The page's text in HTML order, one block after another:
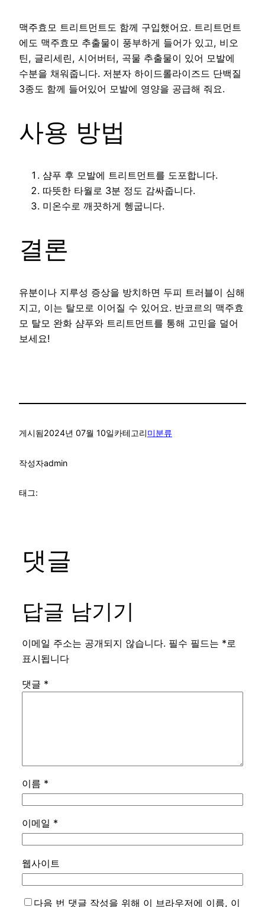
맥주효모 트리트먼트도 함께 구입했어요. 트리트먼트
에도 맥주효모 추출물이 풍부하게 들어가 있고, 비오
틴, 글리세린, 시어버터, 곡물 추출물이 있어 모발에
수분을 채워줍니다. 저분자 하이드롤라이즈드 단백질
3종도 함께 들어있어 모발에 영양을 공급해 줘요.
사용 방법
샴푸 후 모발에 트리트먼트를 도포합니다.
따뜻한 타월로 3분 정도 감싸줍니다.
미온수로 깨끗하게 헹굽니다.
결론
유분이나 지루성 증상을 방치하면 두피 트러블이 심해
지고, 이는 탈모로 이어질 수 있어요. 반코르의 맥주효
모 탈모 완화 샴푸와 트리트먼트를 통해 고민을 덜어
보세요!
게시됨2024년 07월 10일카테고리미분류
작성자admin
태그:
댓글
답글 남기기
이메일 주소는 공개되지 않습니다. 필수 필드는 *로
표시됩니다
댓글 *
이름 *
이메일 *
웹사이트
다음 번 댓글 작성을 위해 이 브라우저에 이름, 이